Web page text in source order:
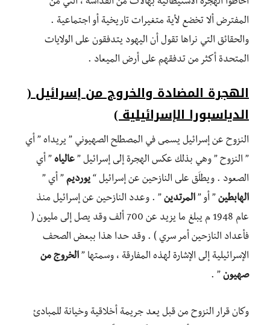
المفترض ألا تخضع لأية متغيرات تاريخية أو اجتماعية .
والحقائق التي نراها تقول أن اليهود يتدفقون على الولايات
المتحدة أكثر من تدفقهم على أرض الميعاد .
الهجرة المضادة والخروج من إسرائيل (
الدياسبورا الإسرائيلية )
النزوح عن إسرائيل يسمى في المصطلح الصهيوني ” يريداه ” أي
” النزوح ” وهي بذلك عكس الهجرة إلى إسرائيل ” عالياه ” أي
الصعود . ويطلَق على النازحين عن إسرائيل “يورديم ” أي ”
الهابطين ” أو ” المرتدين ” . وعدد النازحين عن إسرائيل منذ
عام 1948 م يبلغ ما يزيد عن 700 ألف وقد يصل إلى مليون (
فأعداد النازحين أمر سري ) . وقد حدا هذا ببعض الصحف
الإسرائيلية إلى الإشارة لهذه المفارقة ، وسمتها ” الخروج من
صهيون ” .
وكان قرار النزوح من قبل يعد جريمة أخلاقية وخيانة للمبادئ